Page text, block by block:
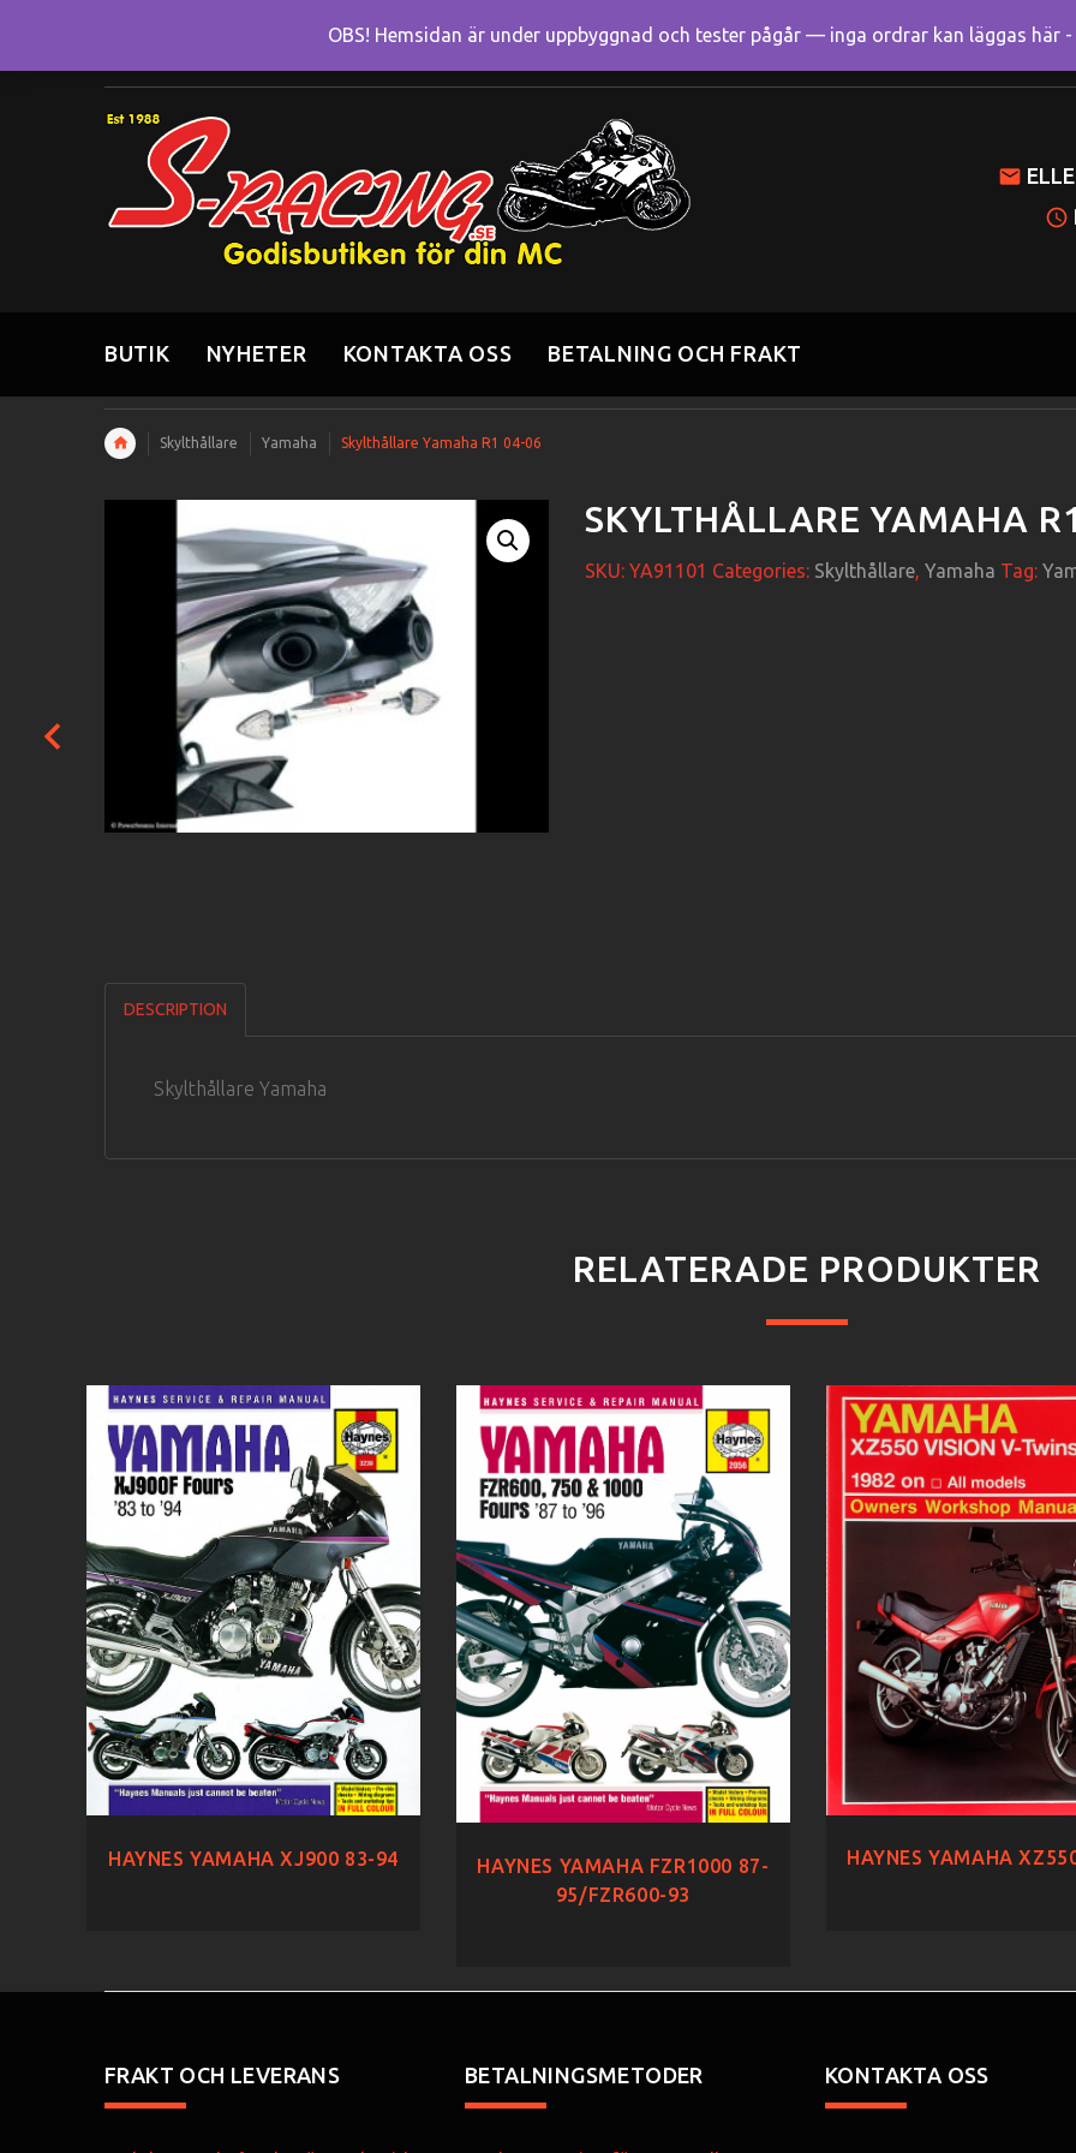
Mitt
BUTIK NYHETER KONTAKTA OSS BETALNING OCH FRAKT
Skylthållare Yamaha Skylthållare Yamaha R1 04-06
SKYLTHÅLLARE YAMAHA
SKU: YA91101 Categories: Skylthållare, Yamaha Tag:
DESCRIPTION
Skylthållare Yamaha
RELATERADE PRODUKTER
HAYNES YAMAHA XJ900 83-94
HAYNES YAMAHA FZR1000 87-
95/FZR600-93
HAYNES YAMAHA
FRAKT OCH LEVERANS BETALNINGSMETODER KONTAKTA OSS
OBS! Hemsidan är under uppbyggnad och tester pågår — inga ordrar kan läggas här